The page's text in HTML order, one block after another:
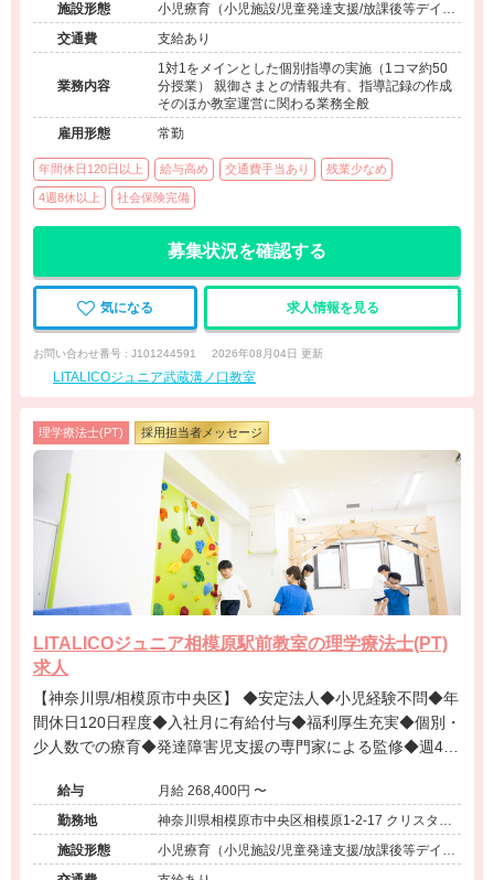
施設形態
小児療育（小児施設/児童発達支援/放課後等デイサ
ービス）
交通費 支給あり
業務内容
1対1をメインとした個別指導の実施（1コマ約50
分授業） 親御さまとの情報共有、指導記録の作成
そのほか教室運営に関わる業務全般
雇用形態
常勤
年間休日120日以上 給与高め 交通費手当あり 残業少なめ
4週8休以上 社会保険完備
募集状況を確認する
気になる 求人情報を見る
お問い合わせ番号 : J101244591 2026年08月04日 更新
LITALICOジュニア武蔵溝ノ口教室
理学療法士(PT) 採用担当者メッセージ
LITALICOジュニア相模原駅前教室の理学療法士(PT)
求人
【神奈川県/相模原市中央区】 ◆安定法人◆小児経験不問◆年
間休日120日程度◆入社月に有給付与◆福利厚生充実◆個別・
少人数での療育◆発達障害児支援の専門家による監修◆週4日
給与
月給 268,400円 〜
勤務地
神奈川県相模原市中央区相模原1-2-17 クリスタル
サガミハラ6F
施設形態
小児療育（小児施設/児童発達支援/放課後等デイサ
ービス）